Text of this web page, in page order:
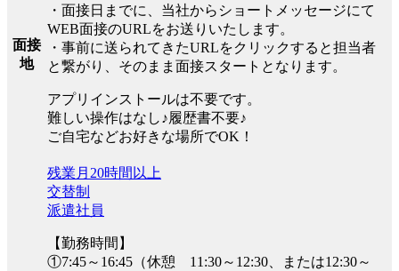
面接
地
・面接日までに、当社からショートメッセージにて
WEB面接のURLをお送りいたします。
・事前に送られてきたURLをクリックすると担当者
と繋がり、そのまま面接スタートとなります。
アプリインストールは不要です。
難しい操作はなし♪履歴書不要♪
ご自宅などお好きな場所でOK！
残業月20時間以上
交替制
派遣社員
【勤務時間】
①7:45～16:45（休憩 11:30～12:30、または12:30～